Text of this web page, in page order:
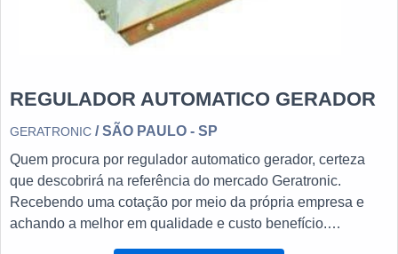
REGULADOR AUTOMATICO GERADOR
GERATRONIC / SÃO PAULO - SP
Quem procura por regulador automatico gerador, certeza
que descobrirá na referência do mercado Geratronic.
Recebendo uma cotação por meio da própria empresa e
achando a melhor em qualidade e custo benefício.